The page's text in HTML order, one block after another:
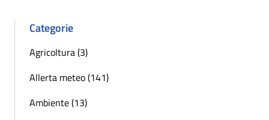
Categorie
Agricoltura (3)
Allerta meteo (141)
Ambiente (13)